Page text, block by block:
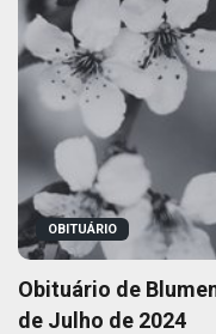
OBITUÁRIO
Obituário de
de Julho de 2024